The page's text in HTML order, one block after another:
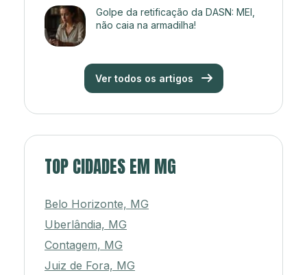
Golpe da retificação da DASN: MEI,
não caia na armadilha!
Ver todos os artigos
TOP CIDADES EM MG
Belo Horizonte, MG
Uberlândia, MG
Contagem, MG
Juiz de Fora, MG